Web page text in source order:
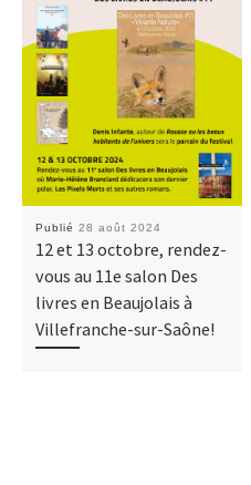
Publié 28 août 2024
12 et 13 octobre, rendez-
vous au 11e salon Des
livres en Beaujolais à
Villefranche-sur-Saône!